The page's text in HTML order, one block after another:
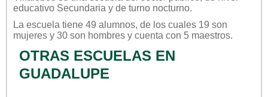
educativo Secundaria y de turno nocturno.
La escuela tiene 49 alumnos, de los cuales 19 son
mujeres y 30 son hombres y cuenta con 5 maestros.
OTRAS ESCUELAS EN
GUADALUPE